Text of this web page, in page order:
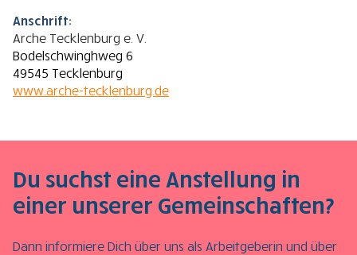
Anschrift:
Arche Tecklenburg e. V.
Bodelschwinghweg 6
49545 Tecklenburg
www.arche-tecklenburg.de
Du suchst eine Anstellung in
einer unserer Gemeinschaften?
Dann informiere Dich über uns als Arbeitgeberin und über